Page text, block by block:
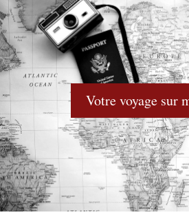
Votre voyage sur